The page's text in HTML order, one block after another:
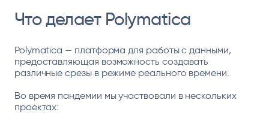
Что делает Polymatica
Polymatica — платформа для работы с данными,
предоставляющая возможность создавать
различные срезы в режиме реального времени.
Во время пандемии мы участвовали в нескольких
проектах: